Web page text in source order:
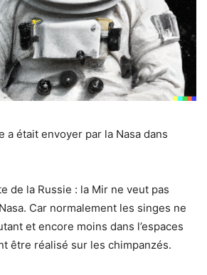
a était envoyer par la Nasa dans
de la Russie : la Mir ne veut pas
Car normalement les singes ne
et encore moins dans l’espaces
être réalisé sur les chimpanzés.